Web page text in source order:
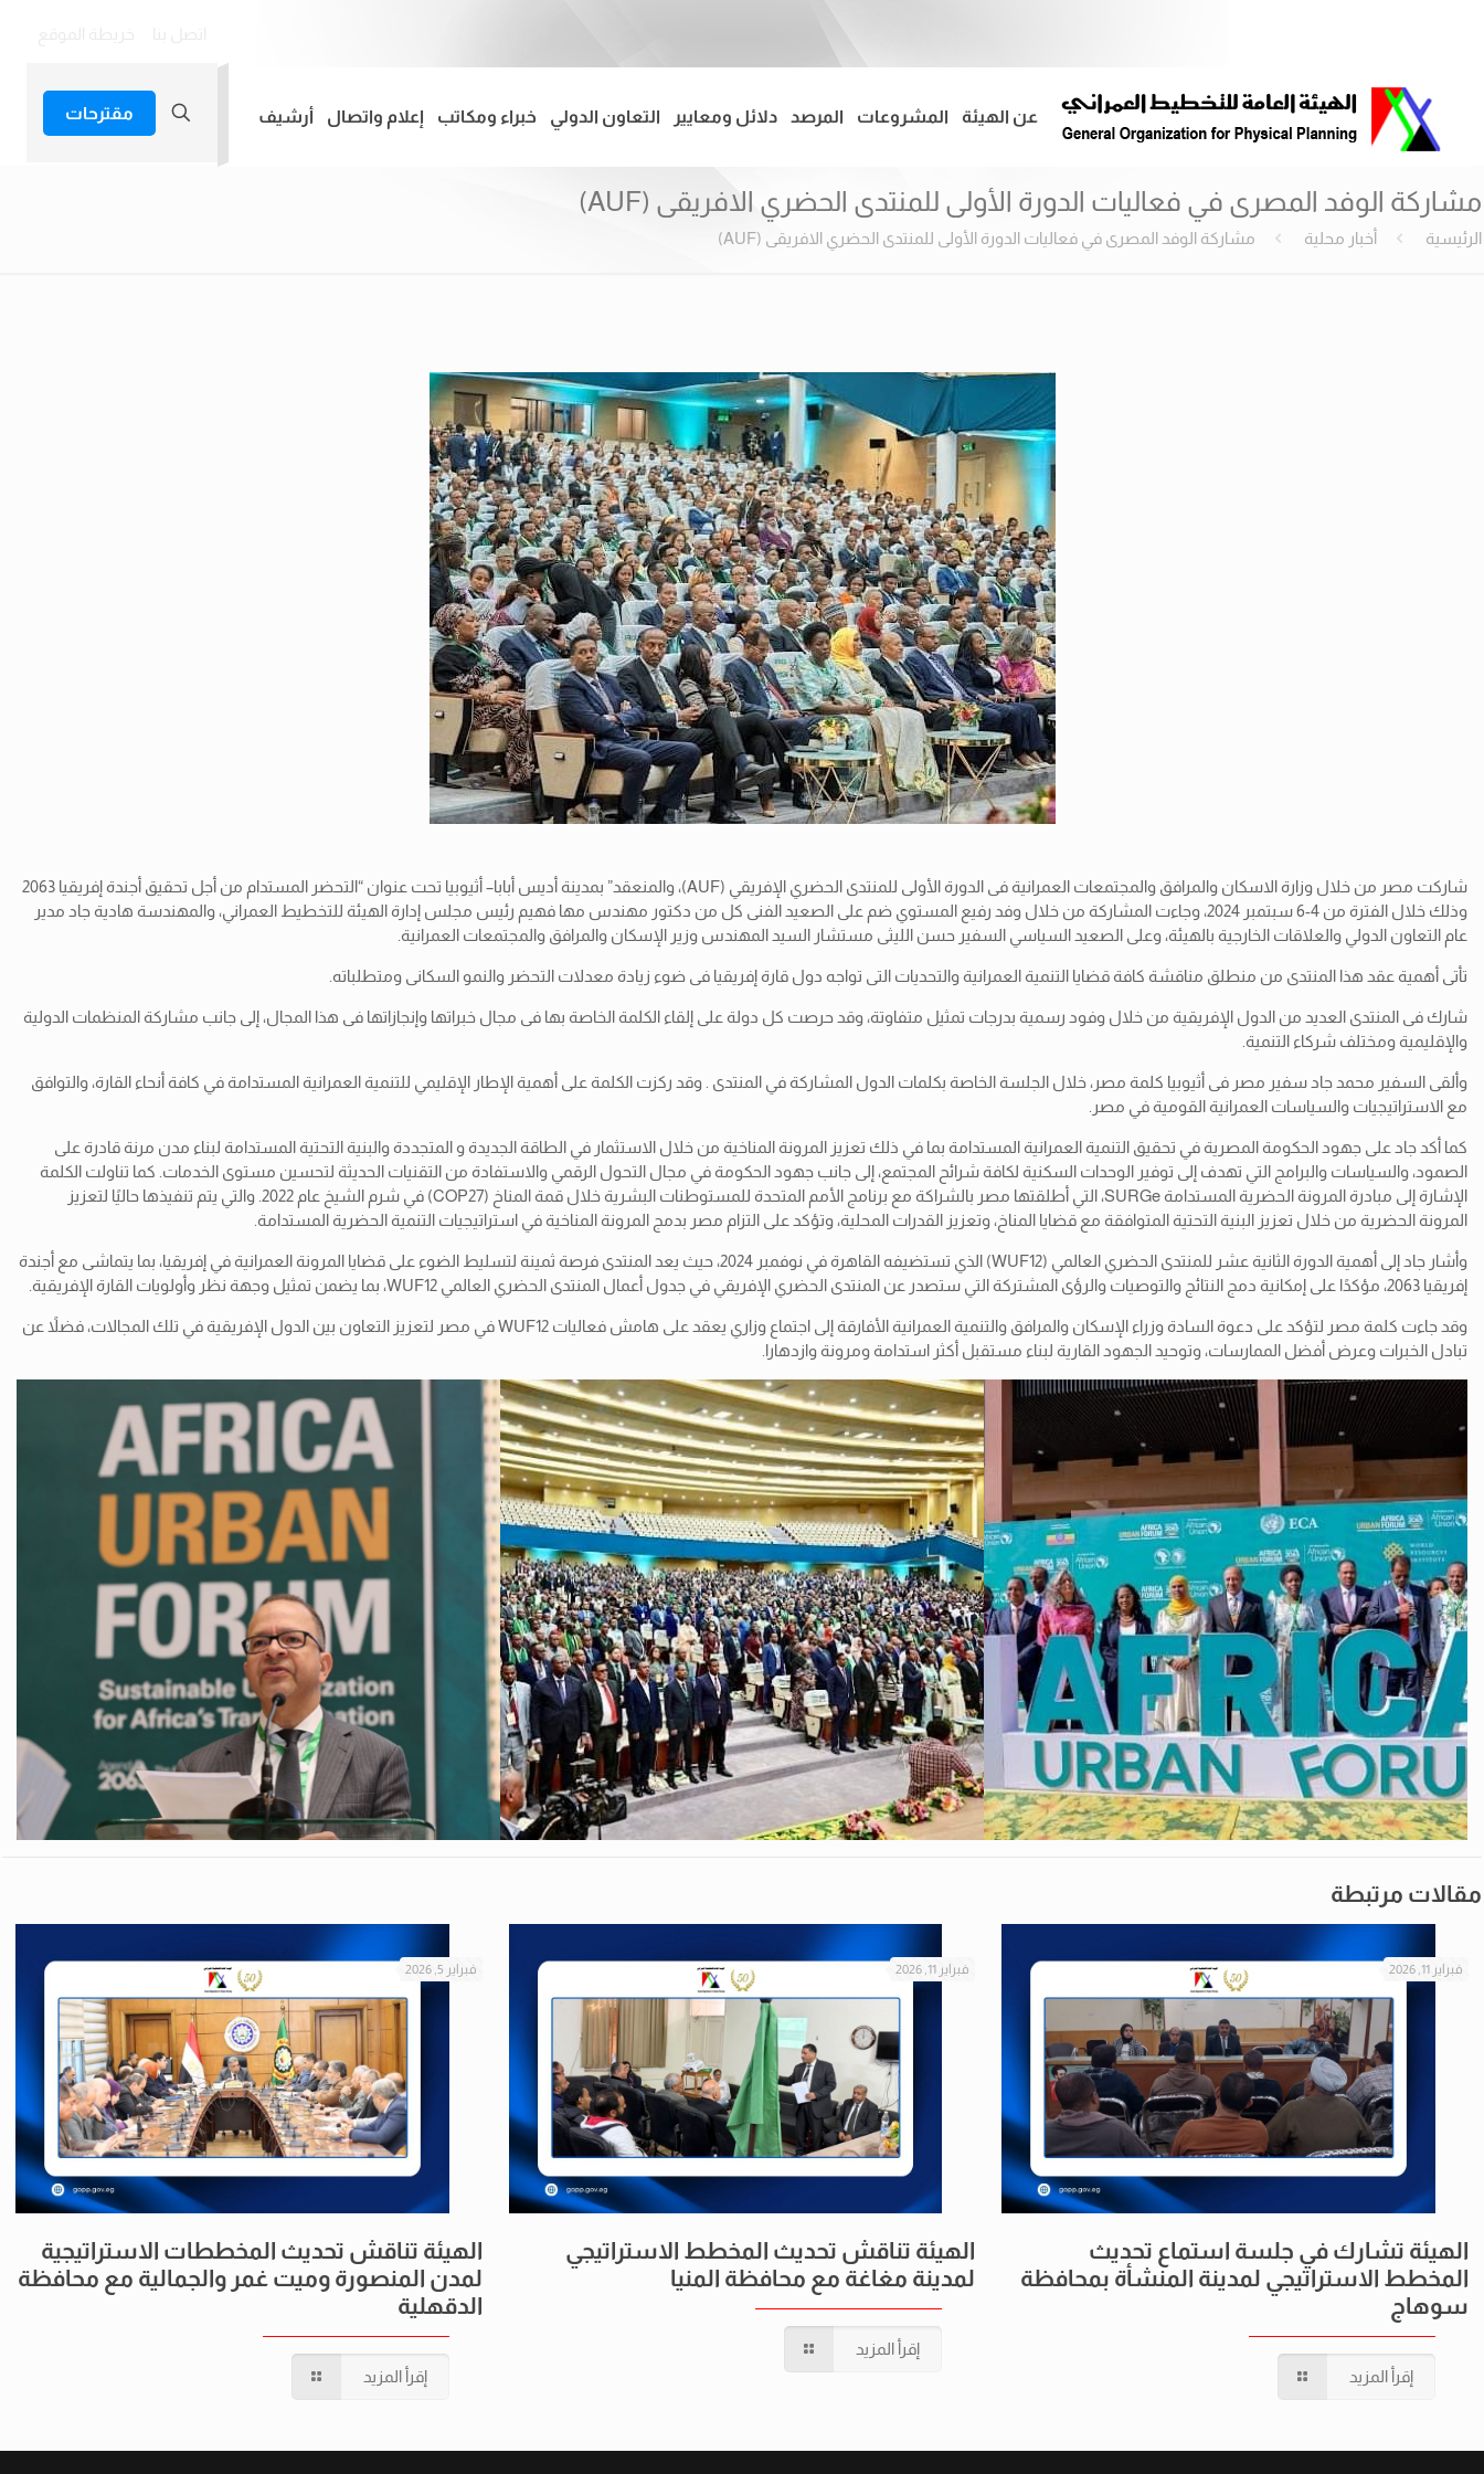
عن الهيئة المشروعات المرصد دلائل ومعايير التعاون الدولي خبراء ومكاتب إعلام واتصال أرشيف مقترحات
مشاركة الوفد المصرى في فعاليات الدورة الأولى للمنتدى الحضري الافريقى (AUF)
الرئيسية أخبار محلية مشاركة الوفد المصرى في فعاليات الدورة الأولى للمنتدى الحضري الافريقى (AUF)
شاركت مصر من خلال وزارة الاسكان والمرافق والمجتمعات العمرانية فى الدورة الأولى للمنتدى الحضري الإفريقي (AUF)، والمنعقد” بمدينة أديس أبابا– أثيوبيا تحت عنوان “التحضر المستدام من أجل تحقيق أجندة إفريقيا 2063
وذلك خلال الفترة من 4-6 سبتمبر 2024، وجاءت المشاركة من خلال وفد رفيع المستوي ضم على الصعيد الفنى كل من دكتور مهندس مها فهيم رئيس مجلس إدارة الهيئة للتخطيط العمراني، والمهندسة هادية جاد مدير
عامالتعاون الدولي والعلاقات الخارجية بالهيئة، وعلى الصعيد السياسي السفير حسن الليثى مستشار السيد المهندس وزير الإسكان والمرافق والمجتمعات العمرانية.
تأتى أهمية عقد هذا المنتدى من منطلق مناقشة كافة قضايا التنمية العمرانية والتحديات التى تواجه دول قارة إفريقيا فى ضوء زيادة معدلات التحضر والنمو السكانى ومتطلباته.
شارك فى المنتدى العديد من الدول الإفريقية من خلال وفود رسمية بدرجات تمثيل متفاوتة، وقد حرصت كل دولة على إلقاء الكلمة الخاصة بها فى مجال خبراتها وإنجازاتها فى هذا المجال، إلى جانب مشاركة المنظمات الدولية
والإقليمية ومختلف شركاء التنمية.
وألقى السفير محمد جاد سفير مصر فى أثيوبيا كلمة مصر، خلال الجلسة الخاصة بكلمات الدول المشاركة في المنتدى . وقد ركزت الكلمة على أهمية الإطار الإقليمي للتنمية العمرانية المستدامة في كافة أنحاء القارة، والتوافق
مع الاستراتيجيات والسياسات العمرانية القومية في مصر.
كما أكد جاد على جهود الحكومة المصرية في تحقيق التنمية العمرانية المستدامة بما في ذلك تعزيز المرونة المناخية من خلال الاستثمار في الطاقة الجديدة و المتجددة والبنية التحتية المستدامة لبناء مدن مرنة قادرة على
الصمود، والسياسات والبرامج التي تهدف إلى توفير الوحدات السكنية لكافة شرائح المجتمع، إلى جانب جهود الحكومة في مجال التحول الرقمي والاستفادة من التقنيات الحديثة لتحسين مستوى الخدمات. كما تناولت الكلمة
الإشارة إلى مبادرة المرونة الحضرية المستدامة SURGe، التي أطلقتها مصر بالشراكة مع برنامج الأمم المتحدة للمستوطنات البشرية خلال قمة المناخ (COP27) في شرم الشيخ عام 2022. والتي يتم تنفيذها حاليًا لتعزيز
المرونة الحضرية من خلال تعزيز البنية التحتية المتوافقة مع قضايا المناخ، وتعزيز القدرات المحلية، وتؤكد على التزام مصر بدمج المرونة المناخية في استراتيجيات التنمية الحضرية المستدامة.
وأشار جاد إلى أهمية الدورة الثانية عشر للمنتدى الحضري العالمي (WUF12) الذي تستضيفه القاهرة في نوفمبر 2024، حيث يعد المنتدى فرصة ثمينة لتسليط الضوء على قضايا المرونة العمرانية في إفريقيا، بما يتماشى مع أجندة
إفريقيا 2063، مؤكدًا على إمكانية دمج النتائج والتوصيات والرؤى المشتركة التي ستصدر عن المنتدى الحضري الإفريقي في جدول أعمال المنتدى الحضري العالمي WUF12، بما يضمن تمثيل وجهة نظر وأولويات القارة الإفريقية.
وقد جاءت كلمة مصر لتؤكد على دعوة السادة وزراء الإسكان والمرافق والتنمية العمرانية الأفارقة إلى اجتماع وزاري يعقد على هامش فعاليات WUF12 في مصر لتعزيز التعاون بين الدول الإفريقية في تلك المجالات، فضلاً عن
تبادل الخبرات وعرض أفضل الممارسات، وتوحيد الجهود القارية لبناء مستقبل أكثر استدامة ومرونة وازدهارا.
مقالات مرتبطة
فبراير 11, 2026
الهيئة تشارك في جلسة استماع تحديث
المخطط الاستراتيجي لمدينة المنشأة بمحافظة
سوهاج
إقرأ المزيد
فبراير 11, 2026
الهيئة تناقش تحديث المخطط الاستراتيجي
لمدينة مغاغة مع محافظة المنيا
إقرأ المزيد
فبراير 5, 2026
الهيئة تناقش تحديث المخططات الاستراتيجية
لمدن المنصورة وميت غمر والجمالية مع محافظة
الدقهلية
إقرأ المزيد